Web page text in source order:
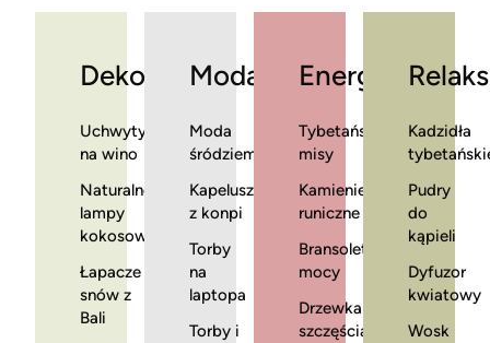
Dekoracje
Uchwyty
na wino
Naturalne
lampy
kokosowe
Łapacze
snów z
Bali
Moda
Moda
śródziemnomorska
Kapelusze
z konpi
Torby
na
laptopa
Torby i
Energia
Tybetańskie
misy
Kamienie
runiczne
Bransoletki
mocy
Drzewka
szczęścia
Relaks
Kadzidła
Pudry
do
kąpieli
Dyfuzor
kwiatowy
Wosk